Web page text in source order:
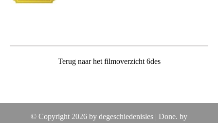
Terug naar het filmoverzicht 6des
© Copyright 2026 by degeschiedenisles | Done. by